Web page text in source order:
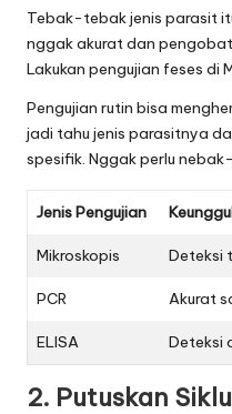
Tebak-tebak jenis parasit
nggak akurat dan
Lakukan pengujian feses di
Pengujian rutin bisa
jadi tahu jenis parasitnya
spesifik. Nggak perlu
Jenis Pengujian
Mikroskopis Deteksi
PCR Akurat
ELISA Deteksi
2. Putuskan